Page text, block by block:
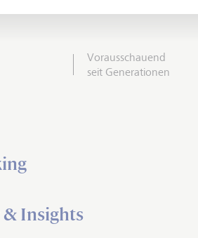
Vorausschauend
seit Generationen
Insights